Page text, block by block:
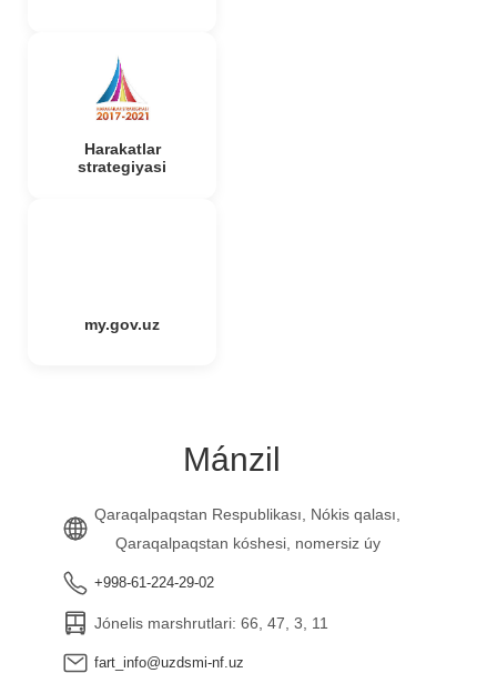
Harakatlar
strategiyasi
my.gov.uz
Mánzil
Qaraqalpaqstan Respublikası, Nókis qalası,
Qaraqalpaqstan kóshesi, nomersiz úy
+998-61-224-29-02
Jónelis marshrutlari: 66, 47, 3, 11
fart_info@uzdsmi-nf.uz